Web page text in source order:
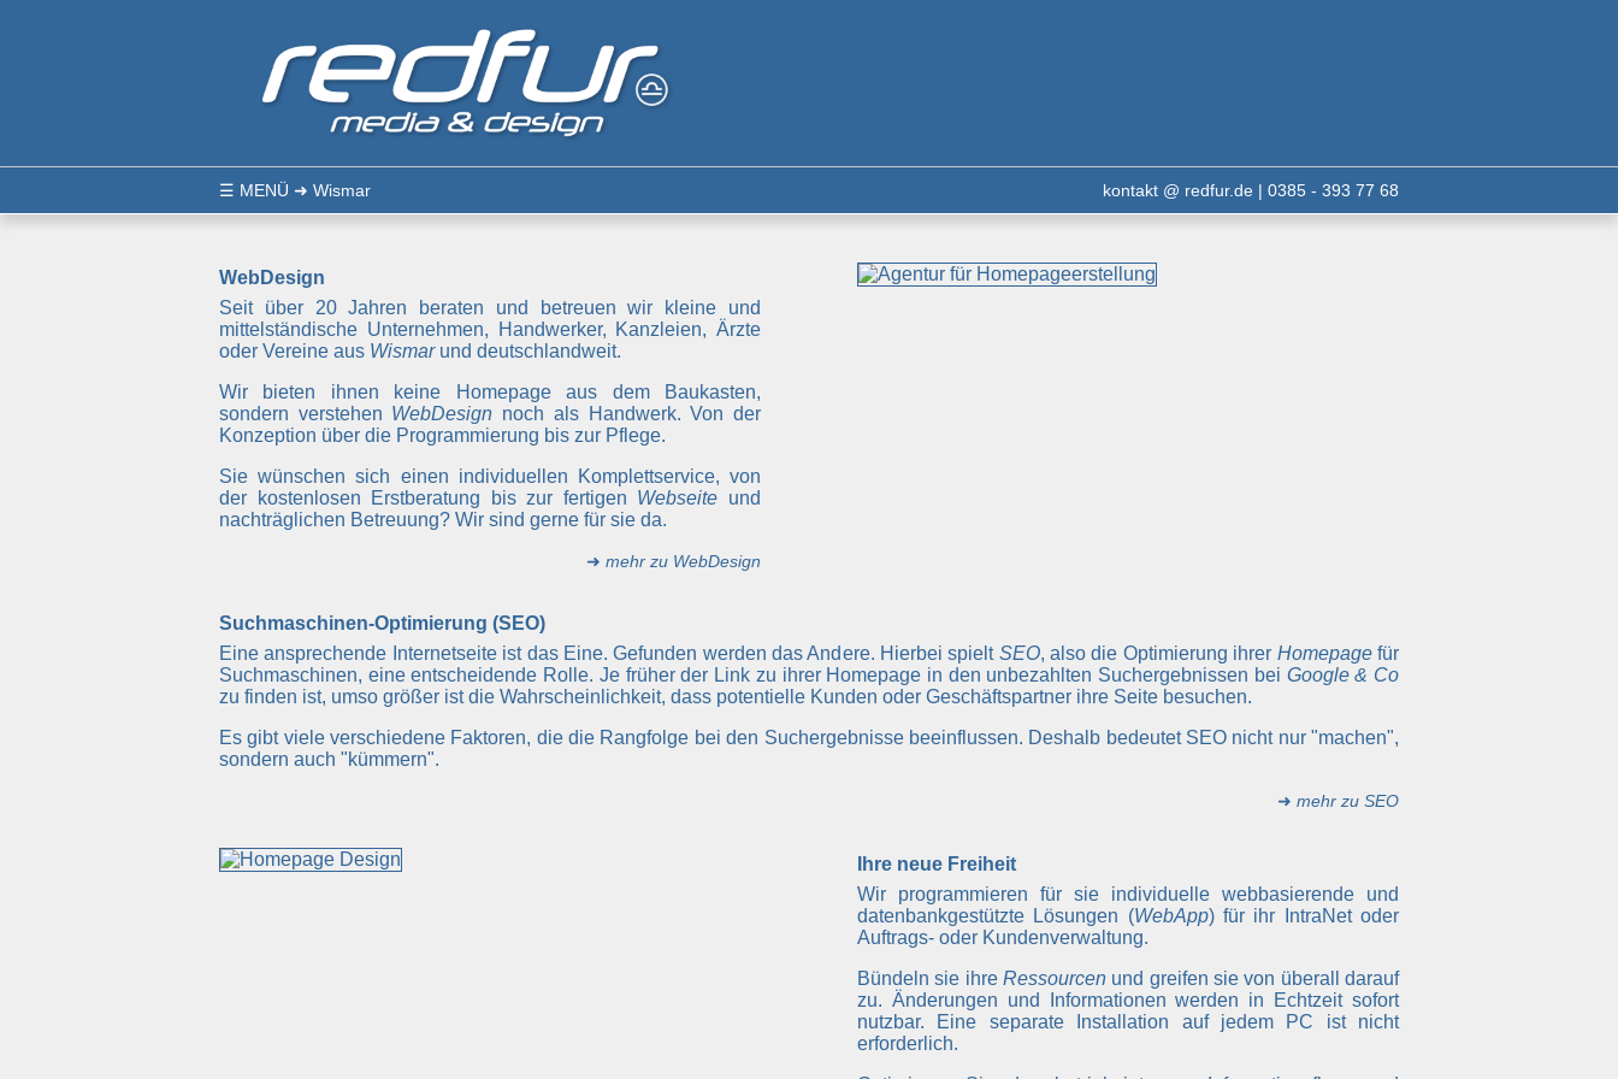
☰ MENÜ ➜ Wismar kontakt @ redfur.de | 0385 - 393 77 68
WebDesign
Seit über 20 Jahren beraten und betreuen wir kleine und
mittelständische Unternehmen, Handwerker, Kanzleien, Ärzte
oder Vereine aus Wismarund deutschlandweit.
Wir bieten ihnen keine Homepage aus dem Baukasten,
sondern verstehen WebDesign noch als Handwerk. Von der
Konzeption über die Programmierung bis zur Pflege.
Sie wünschen sich einen individuellen Komplettservice, von
der kostenlosen Erstberatung bis zur fertigen Webseite und
nachträglichen Betreuung? Wir sind gerne für sie da.
➜ mehr zu WebDesign
Suchmaschinen-Optimierung (SEO)
Eine ansprechende Internetseite ist das Eine. Gefunden werden das Andere. Hierbei spielt SEO, also die Optimierung ihrer Homepagefür
Suchmaschinen, eine entscheidende Rolle. Je früher der Link zu ihrer Homepage in den unbezahlten Suchergebnissen bei Google & Co
zu finden ist, umso größer ist die Wahrscheinlichkeit, dass potentielle Kunden oder Geschäftspartner ihre Seite besuchen.
Es gibt viele verschiedene Faktoren, die die Rangfolge bei den Suchergebnisse beeinflussen. Deshalb bedeutet SEO nicht nur "machen",
sondern auch "kümmern".
➜ mehr zu SEO
Ihre neue Freiheit
Wir programmieren für sie individuelle webbasierende und
datenbankgestützte Lösungen (WebApp) für ihr IntraNet oder
Auftrags- oder Kundenverwaltung.
Bündeln sie ihre Ressourcen und greifen sie von überall darauf
zu. Änderungen und Informationen werden in Echtzeit sofort
nutzbar. Eine separate Installation auf jedem PC ist nicht
erforderlich.